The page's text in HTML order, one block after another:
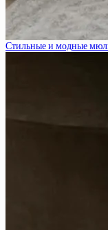
Стильные и модные